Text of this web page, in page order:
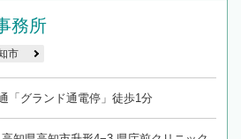
務所
市
「グランド通電停」徒歩1分